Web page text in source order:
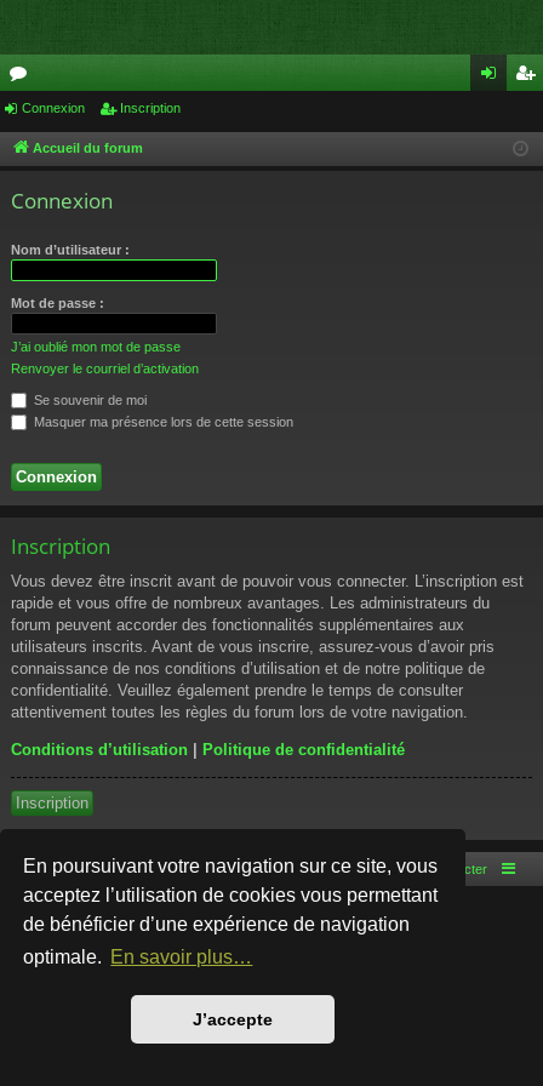
En poursuivant votre navigation sur ce site, vous
acceptez l’utilisation de cookies vous permettant
de bénéficier d’une expérience de navigation
optimale. En savoir plus…
J’accepte
or
u cri
Connexion Inscription
Accueil du forum
Connexion
Nom d’utilisateur :
Mot de passe :
J’ai oublié mon mot de passe
Renvoyer le courriel d’activation
Se souvenir de moi
Masquer ma présence lors de cette session
Inscription
Vous devez être inscrit avant de pouvoir vous connecter. L’inscription est
rapide et vous offre de nombreux avantages. Les administrateurs du
forum peuvent accorder des fonctionnalités supplémentaires aux
utilisateurs inscrits. Avant de vous inscrire, assurez-vous d’avoir pris
connaissance de nos conditions d’utilisation et de notre politique de
confidentialité. Veuillez également prendre le temps de consulter
attentivement toutes les règles du forum lors de votre navigation.
Conditions d’utilisation | Politique de confidentialité
Inscription
Accueil du forum Nous contacter
Développé parphpBB® Forum Software © phpBB Limited
Style par
Traduction française officielle